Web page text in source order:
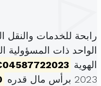
رابحة للخدمات
الواحد ذات
الهوية
2023 برأس مال قدره